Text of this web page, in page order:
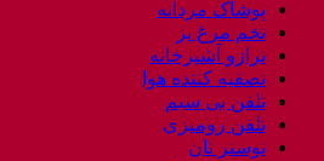
پوشاک مردانه
تخم مرغ پز
ترازو آشپزخانه
تصفیه کننده هوا
تلفن بی سیم
تلفن رومیزی
توستر نان